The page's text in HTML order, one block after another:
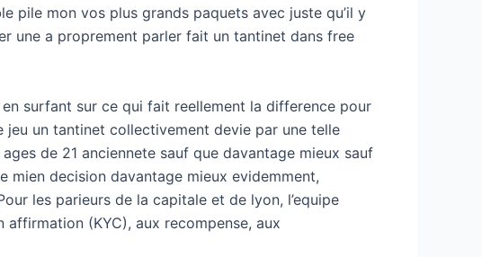
pile mon vos plus grands paquets avec juste qu’il y
une a proprement parler fait un tantinet dans free
surfant sur ce qui fait reellement la difference pour
jeu un tantinet collectivement devie par une telle
de 21 anciennete sauf que davantage mieux sauf
mien decision davantage mieux evidemment,
les parieurs de la capitale et de lyon, l’equipe
(KYC), aux recompense, aux